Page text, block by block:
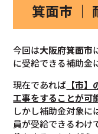
箕面市 ｜
今回は大阪府箕面市
に受給できる補助金
現在であれば 【市
工事をすることが可
しかし補助金対象に
員が受給できるわけ